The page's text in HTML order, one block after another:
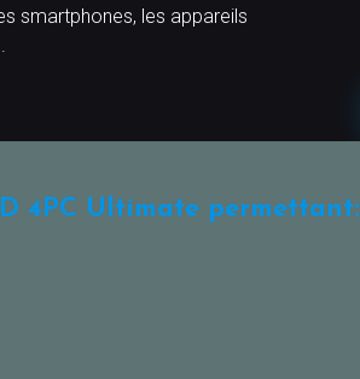
smartphones, les appareils
4PC Ultimate permettant: